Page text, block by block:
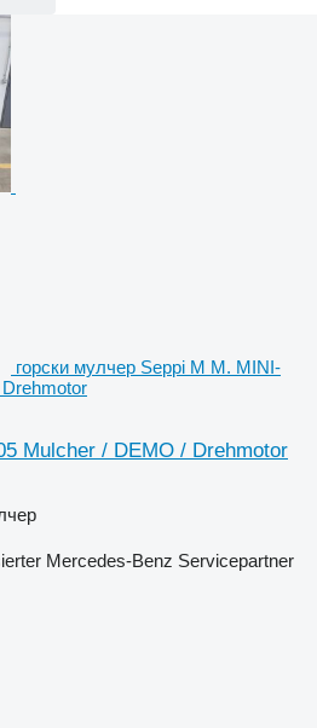
горски мулчер Seppi M M. MINI-
Mulcher / DEMO / Drehmotor
Mercedes-Benz Servicepartner